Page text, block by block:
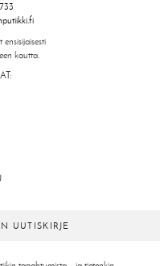
kautta.
UUTISKIRJE